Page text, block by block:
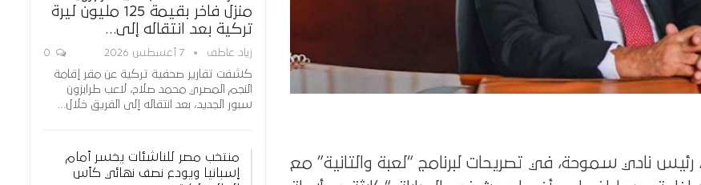
نادي سموحة، في تصريحات لبرنامج “لعبة والتانية” مع
منزل فاخر بقيمة 125 مليون ليرة
تركية بعد انتقاله إلى…
زياد عاطف 7 أغسطس 2026
كشفت تقارير صحفية تركية عن مقر إقامة
النجم المصري محمد صلاح، لاعب طرابزون
سبور الجديد، بعد انتقاله إلى الفريق خلال…
منتخب مصر للناشئات يخسر أمام
إسبانيا ويودع نصف نهائي كأس